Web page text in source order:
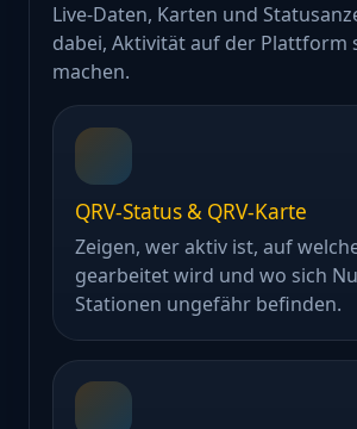
Live-Daten, Karten und
dabei, Aktivität auf der Plattform
machen.
QRV-Status & QRV-Karte
Zeigen, wer aktiv ist, auf
gearbeitet wird und wo sich
Stationen ungefähr befinden.